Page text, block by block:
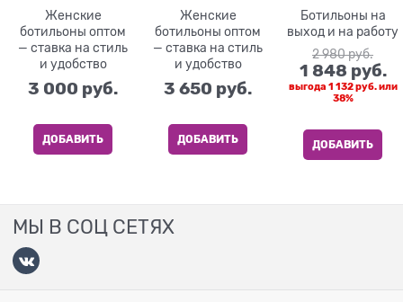
Женские
ботильоны оптом
— ставка на стиль
и удобство
3 000 руб.
ДОБАВИТЬ
Женские
ботильоны оптом
— ставка на стиль
и удобство
3 650 руб.
ДОБАВИТЬ
Ботильоны на
выход и на работу
2 980 руб.
1 848 руб.
выгода 1 132 руб.или
38%
ДОБАВИТЬ
МЫ В СОЦ СЕТЯХ